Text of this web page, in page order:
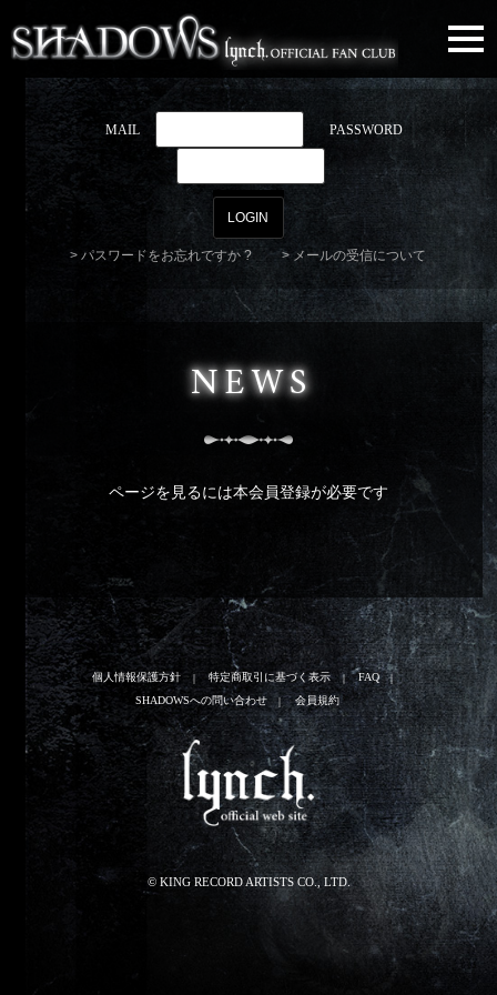
MAIL PASSWORD
パスワードをお忘れですか ? メールの受信について
NEWS
ページを見るには本会員登録が必要です
個人情報保護方針 特定商取引に基づく表示
FAQ
SHADOWSへの問い合わせ
会員規約
© KING RECORD ARTISTS CO., LTD.